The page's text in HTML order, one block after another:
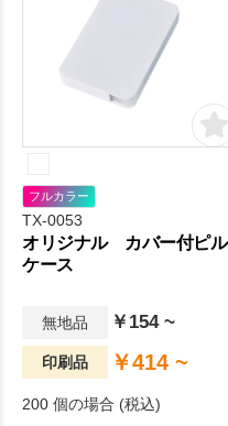
フルカラー
TX-0053
オリジナル カバー付ピル
ケース
無地品 ￥154 ~
印刷品 ￥414 ~
200 個の場合 (税込)